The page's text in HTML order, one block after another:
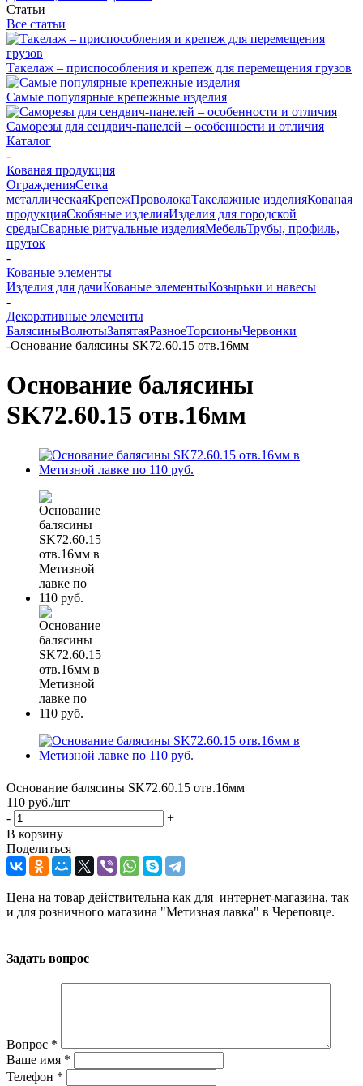
Статьи
Все статьи
Такелаж – приспособления и крепеж для перемещения грузов
Самые популярные крепежные изделия
Саморезы для сендвич-панелей – особенности и отличия
Каталог
-
Кованая продукция
ОгражденияСетка
металлическаяКрепежПроволокаТакелажные изделияКованая
продукцияСкобяные изделияИзделия для городской
средыСварные ритуальные изделияМебельТрубы, профиль,
пруток
-
Кованые элементы
Изделия для дачиКованые элементыКозырьки и навесы
-
Декоративные элементы
БалясиныВолютыЗапятаяРазноеТорсионыЧервонки
-Основание балясины SK72.60.15 отв.16мм
Основание балясины
SK72.60.15 отв.16мм
Основание балясины SK72.60.15 отв.16мм
110 руб./шт
-
+
В корзину
Поделиться
Цена на товар действительна как для интернет-магазина, так
и для розничного магазина "Метизная лавка" в Череповце.
Задать вопрос
Вопрос *
Ваше имя *
Телефон *